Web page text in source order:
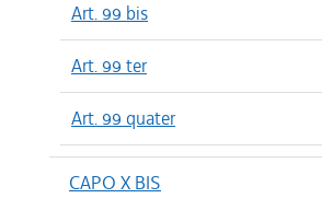
Art. 99 bis
Art. 99 ter
Art. 99 quater
CAPO X BIS